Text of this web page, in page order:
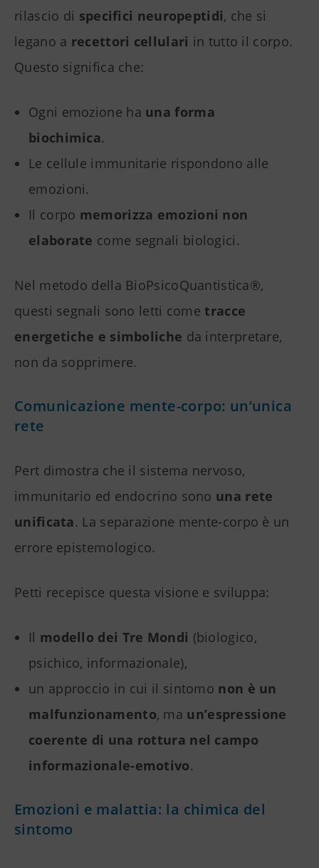
rilascio di specifici neuropeptidi, che si
legano a recettori cellulari in tutto il corpo.
Questo significa che:
Ogni emozione ha una forma
biochimica.
Le cellule immunitarie rispondono alle
emozioni.
Il corpo memorizza emozioni non
elaborate come segnali biologici.
Nel metodo della BioPsicoQuantistica®,
questi segnali sono letti cometracce
energetiche e simboliche da interpretare,
non da sopprimere.
Comunicazione mente-corpo: un’unica
rete
Pert dimostra che il sistema nervoso,
immunitario ed endocrino sono una rete
unificata. La separazione mente-corpo è un
errore epistemologico.
Petti recepisce questa visione e sviluppa:
Il modello dei Tre Mondi (biologico,
psichico, informazionale),
un approccio in cui il sintomo non è un
malfunzionamento, ma un’espressione
coerente di una rottura nel campo
informazionale-emotivo.
Emozioni e malattia: la chimica del
sintomo